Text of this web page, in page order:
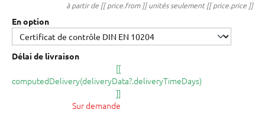
à partir de [[ price.from ]] unités seulement [[ price.price ]]
En option
Délai de livraison
[[
computedDelivery(deliveryData?.deliveryTimeDays)
]]
Sur demande